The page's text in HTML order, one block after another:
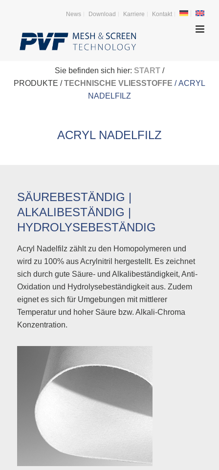
News Download Karriere Kontakt
Sie befinden sich hier: START /
PRODUKTE /TECHNISCHE VLIESSTOFFE / ACRYL
NADELFILZ
ACRYL NADELFILZ
SÄUREBESTÄNDIG |
ALKALIBESTÄNDIG |
HYDROLYSEBESTÄNDIG
Acryl Nadelfilz zählt zu den Homopolymeren und
wird zu 100% aus Acrylnitril hergestellt. Es zeichnet
sich durch gute Säure- und Alkalibeständigkeit, Anti-
Oxidation und Hydrolysebeständigkeit aus. Zudem
eignet es sich für Umgebungen mit mittlerer
Temperatur und hoher Säure bzw. Alkali-Chroma
Konzentration.